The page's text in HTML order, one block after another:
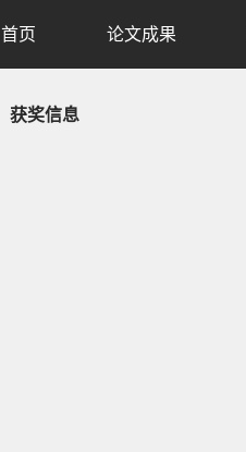
首页 论文成果
获奖信息